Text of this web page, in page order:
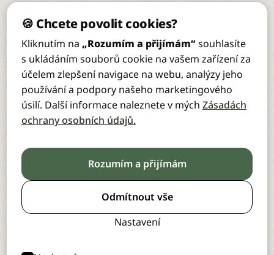
České sdružení Církve adventistů
sedmého dne Peroutkova 2482/57
Praha 5 – Smíchov 150 00
Kontakt
+420 739 345 659
cs@casd.cz
Fakturační údaje:
DIČ CZ63831244 - jsme plátci DPH
Bankovní spojení: 2124349/0800
Datová schránka: bceaq22
Kontakt
Systém CIS
Výroční zprávy
🍪 Chcete povolit cookies?
Kliknutím na „Rozumím a přijímám“souhlasíte
s ukládáním souborů cookie na vašem zařízení za
účelem zlepšení navigace na webu, analýzy jeho
používání a podpory našeho marketingového
úsilí. Další informace naleznete v mých Zásadách
ochrany osobních údajů.
Rozumím a přijímám
Odmítnout vše
Nastavení